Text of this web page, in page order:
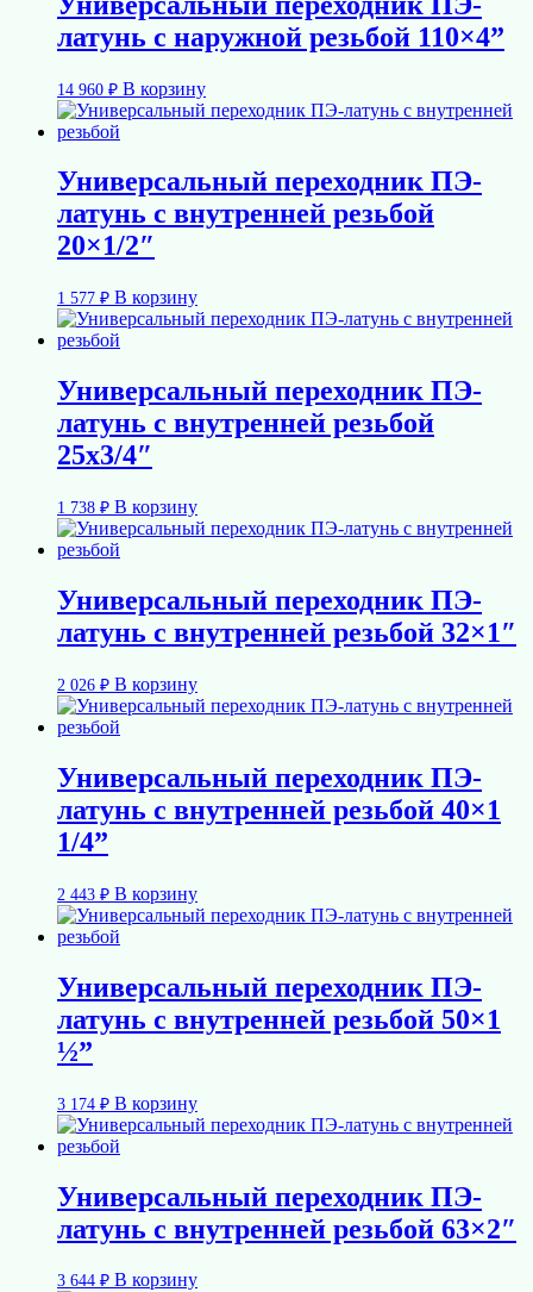
латунь с наружной резьбой 110×4”
14 960 ₽ В корзину
Универсальный переходник ПЭ-
латунь с внутренней резьбой
20×1/2″
1 577 ₽ В корзину
Универсальный переходник ПЭ-
латунь с внутренней резьбой
25х3/4″
1 738 ₽ В корзину
Универсальный переходник ПЭ-
латунь с внутренней резьбой 32×1″
2 026 ₽ В корзину
Универсальный переходник ПЭ-
латунь с внутренней резьбой 40×1
1/4”
2 443 ₽ В корзину
Универсальный переходник ПЭ-
латунь с внутренней резьбой 50×1
½”
3 174 ₽ В корзину
Универсальный переходник ПЭ-
латунь с внутренней резьбой 63×2″
3 644 ₽ В корзину